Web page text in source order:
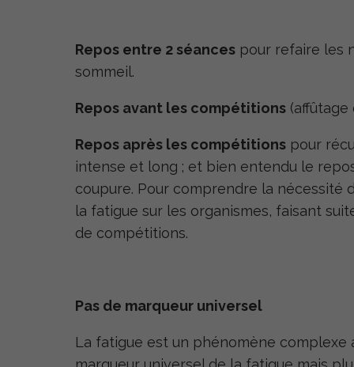
Repos entre 2 séancespour refaire les
sommeil.
Repos avant les compétitions(affûtage
Repos après les compétitionspour
intense et long ; et bien entendu le
coupure. Pour comprendre la nécessité
la fatigue sur les organismes, faisant
de compétitions.
Pas de marqueur universel
La fatigue est un phénomène complexe